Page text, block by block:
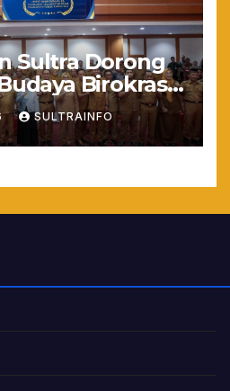
Sultra Dorong
Birokrasi
2026
SULTRAINFO